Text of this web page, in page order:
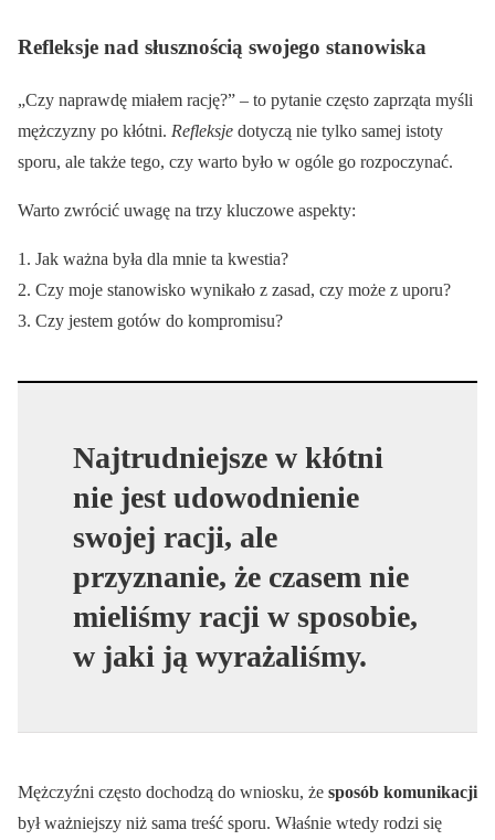
Refleksje nad słusznością swojego stanowiska
„Czy naprawdę miałem rację?” – to pytanie często zaprząta myśli
mężczyzny po kłótni. Refleksje dotyczą nie tylko samej istoty
sporu, ale także tego, czy warto było w ogóle go rozpoczynać.
Warto zwrócić uwagę na trzy kluczowe aspekty:
Jak ważna była dla mnie ta kwestia?
Czy moje stanowisko wynikało z zasad, czy może z uporu?
Czy jestem gotów do kompromisu?
Najtrudniejsze w kłótni
nie jest udowodnienie
swojej racji, ale
przyznanie, że czasem nie
mieliśmy racji w sposobie,
w jaki ją wyrażaliśmy.
Mężczyźni często dochodzą do wniosku, że sposób komunikacji
był ważniejszy niż sama treść sporu. Właśnie wtedy rodzi się